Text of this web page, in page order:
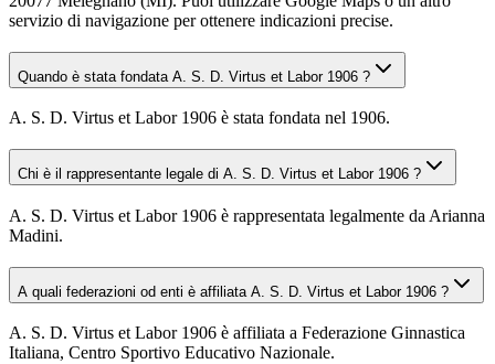
servizio di navigazione per ottenere indicazioni precise.
Quando è stata fondata A. S. D. Virtus et Labor 1906 ?
A. S. D. Virtus et Labor 1906 è stata fondata nel 1906.
Chi è il rappresentante legale di A. S. D. Virtus et Labor 1906 ?
A. S. D. Virtus et Labor 1906 è rappresentata legalmente da Arianna
Madini.
A quali federazioni od enti è affiliata A. S. D. Virtus et Labor 1906 ?
A. S. D. Virtus et Labor 1906 è affiliata a Federazione Ginnastica
Italiana, Centro Sportivo Educativo Nazionale.